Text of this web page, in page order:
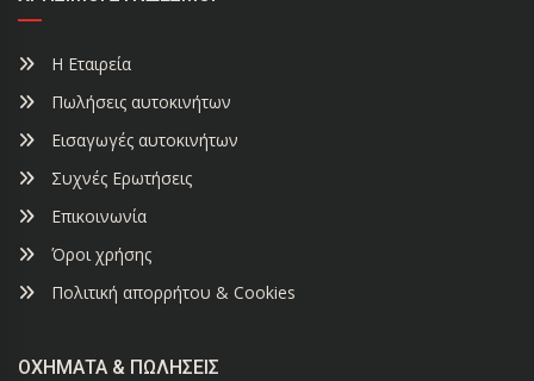
Η Εταιρεία
Πωλήσεις αυτοκινήτων
Εισαγωγές αυτοκινήτων
Συχνές Ερωτήσεις
Επικοινωνία
Όροι χρήσης
Πολιτική απορρήτου & Cookies
ΟΧΉΜΑΤΑ & ΠΩΛΉΣΕΙΣ